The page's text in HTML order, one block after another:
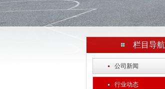
栏目导航
·公司新闻
·行业动态